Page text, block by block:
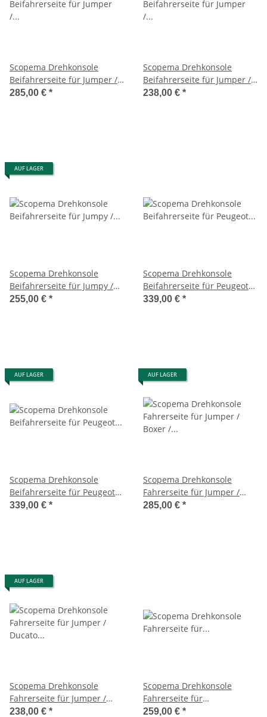
Scopema Drehkonsole
Beifahrerseite für Jumper /
Boxer / Ducato X244 ab 2002
285,00 € *
Scopema Drehkonsole
Beifahrerseite für Jumper /
Ducato / Boxer X250 - ab
238,00 € *
AUF LAGER
Scopema Drehkonsole
Beifahrerseite für Jumpy /
Expert / Scudo G9 / Toyota
255,00 € *
Scopema Drehkonsole
Beifahrerseite für Peugeot
Expert K0 / Citroen Jumpy
339,00 € *
AUF LAGER
Scopema Drehkonsole
Beifahrerseite für Peugeot
Expert K0 / Jumpy /Toyota
339,00 € *
AUF LAGER
Scopema Drehkonsole
Fahrerseite für Jumper /
Boxer / Ducato X244 ab 2002
285,00 € *
AUF LAGER
Scopema Drehkonsole
Fahrerseite für Jumper /
Ducato / Boxer X250 - ab
238,00 € *
Scopema Drehkonsole
Fahrerseite für
Jumper/Boxer/Ducato X250
259,00 € *